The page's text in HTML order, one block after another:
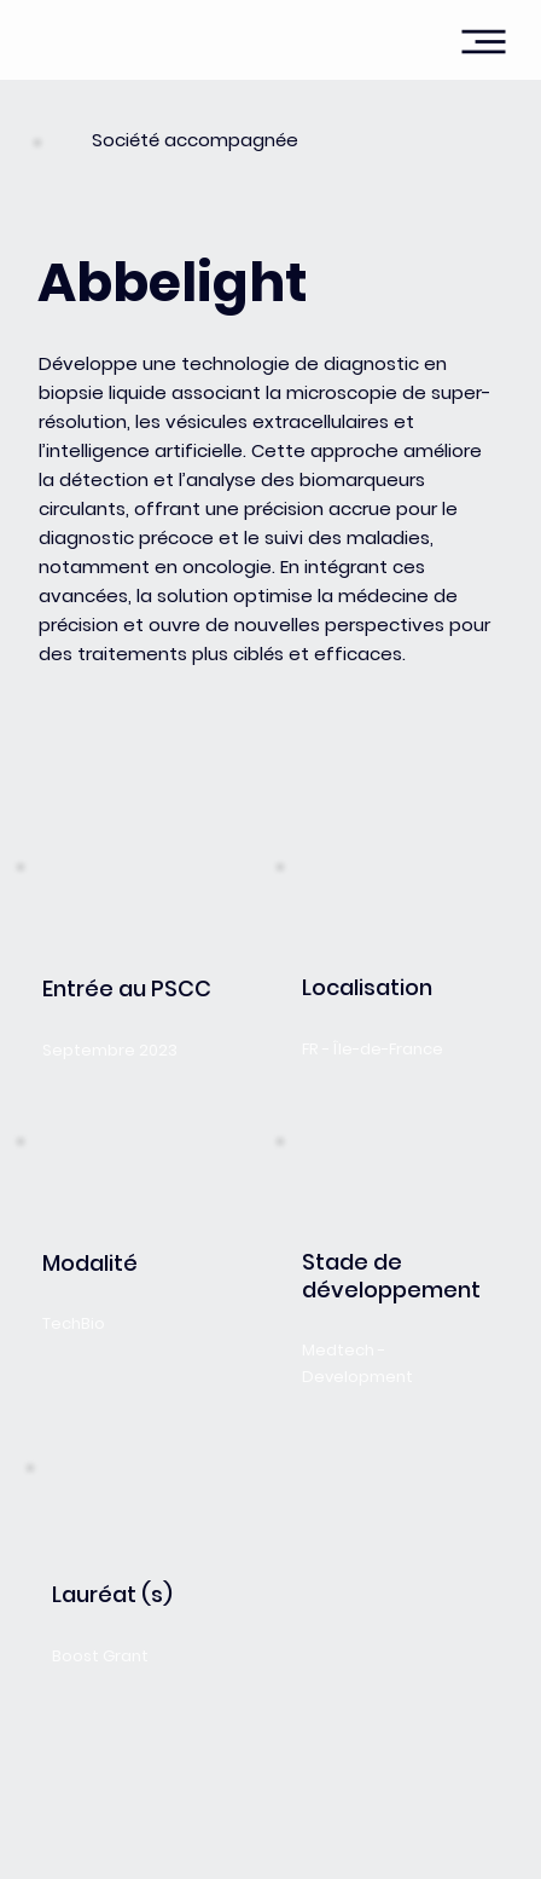
Société accompagnée
Abbelight
Développe une technologie de diagnostic en
biopsie liquide associant la microscopie de super-
résolution, les vésicules extracellulaires et
l’intelligence artificielle. Cette approche améliore
la détection et l’analyse des biomarqueurs
circulants, offrant une précision accrue pour le
diagnostic précoce et le suivi des maladies,
notamment en oncologie. En intégrant ces
avancées, la solution optimise la médecine de
précision et ouvre de nouvelles perspectives pour
des traitements plus ciblés et efficaces.
Entrée au PSCC Localisation
Modalité
Stade de
développement
Lauréat (s)